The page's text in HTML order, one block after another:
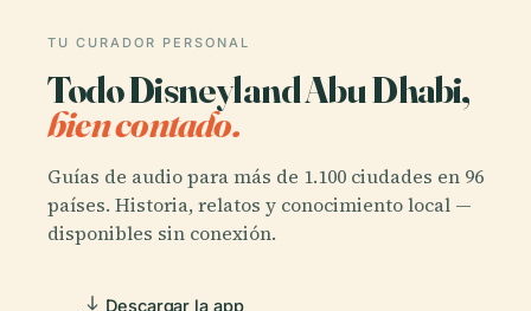
TU CURADOR PERSONAL
Todo Disneyland Abu Dhabi,
bien contado.
Guías de audio para más de 1.100 ciudades en 96
países. Historia, relatos y conocimiento local —
disponibles sin conexión.
Descargar la app